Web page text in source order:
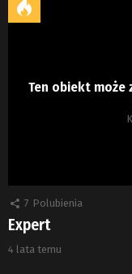
Ten obiekt może
7 Polubienia
Expert
4 lata temu